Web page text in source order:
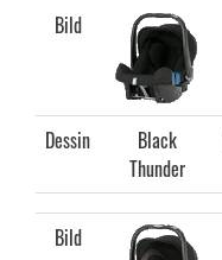
Bild
Dessin
Black
Thunder
Bild